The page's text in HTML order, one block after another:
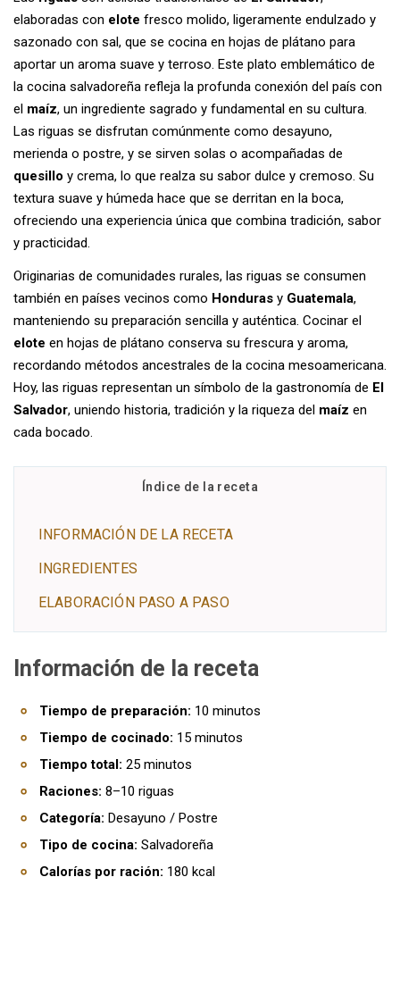
elaboradas con elote fresco molido, ligeramente endulzado y
sazonado con sal, que se cocina en hojas de plátano para
aportar un aroma suave y terroso. Este plato emblemático de
la cocina salvadoreña refleja la profunda conexión del país con
el maíz, un ingrediente sagrado y fundamental en su cultura.
Las riguas se disfrutan comúnmente como desayuno,
merienda o postre, y se sirven solas o acompañadas de
quesillo y crema, lo que realza su sabor dulce y cremoso. Su
textura suave y húmeda hace que se derritan en la boca,
ofreciendo una experiencia única que combina tradición, sabor
y practicidad.
Originarias de comunidades rurales, las riguas se consumen
también en países vecinos como Honduras y Guatemala,
manteniendo su preparación sencilla y auténtica. Cocinar el
elote en hojas de plátano conserva su frescura y aroma,
recordando métodos ancestrales de la cocina mesoamericana.
Hoy, las riguas representan un símbolo de la gastronomía de El
Salvador, uniendo historia, tradición y la riqueza del maíz en
cada bocado.
Índice de la receta
INFORMACIÓN DE LA RECETA
INGREDIENTES
ELABORACIÓN PASO A PASO
Información de la receta
Tiempo de preparación: 10 minutos
Tiempo de cocinado: 15 minutos
Tiempo total: 25 minutos
Raciones: 8–10 riguas
Categoría: Desayuno / Postre
Tipo de cocina: Salvadoreña
Calorías por ración: 180 kcal